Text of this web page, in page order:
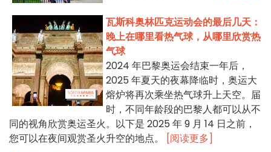
瓦斯科奥林匹克运动会的最后几天：
晚上在哪里看热气球，从哪里欣赏热
气球
2024 年巴黎奥运会结束一年后，
2025 年夏天的夜幕降临时，奥运大
熔炉将再次乘坐热气球升上天空。届
时，不同年龄段的巴黎人都可以从不
同的视角欣赏奥运圣火。以下是 2025 年 9 月 14 日之前，
您可以在夜间观赏圣火升空的地点。
[阅读更多]